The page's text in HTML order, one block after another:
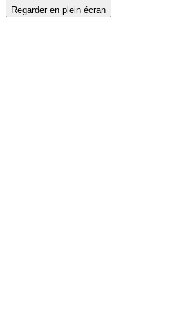
Regarder en plein écran